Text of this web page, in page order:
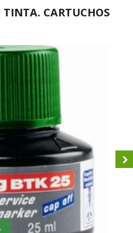
TINTA. CARTUCHOS